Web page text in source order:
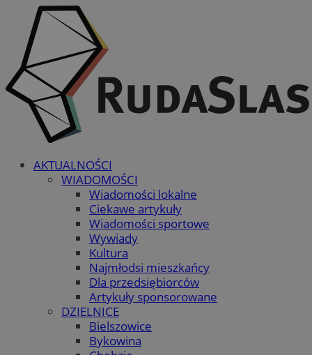
AKTUALNOŚCI
WIADOMOŚCI
Wiadomości lokalne
Ciekawe artykuły
Wiadomości sportowe
Wywiady
Kultura
Najmłodsi mieszkańcy
Dla przedsiębiorców
Artykuły sponsorowane
DZIELNICE
Bielszowice
Bykowina